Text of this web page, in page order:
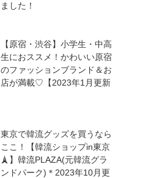
ました！
【原宿・渋谷】小学生・中高
生におススメ！かわいい原宿
のファッションブランド＆お
店が満載♡【2023年1月更新
東京で韓流グッズを買うなら
ここ！【韓流ショップin東京
🗼】韓流PLAZA(元韓流グラ
ンドパーク)＊2023年10月更